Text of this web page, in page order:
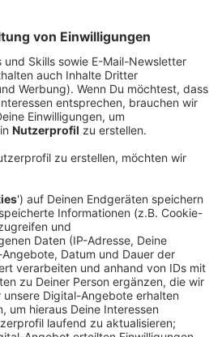
schon 2016, 2017 und 2019
es das Angebot, zu gucken, in
gesamten Stadtgebiete
Betriebe für Besucher.
(im Bild ganz links),
Kreisverbandes:
sind
Sauenhalter ebenso dabei,
und Kälberaufzucht,
Bullenmast. Wir bilden damit
der Tierhaltung in